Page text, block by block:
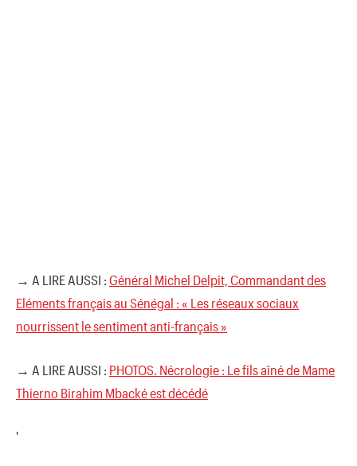
→ A LIRE AUSSI : Général Michel Delpit, Commandant des
Eléments français au Sénégal : « Les réseaux sociaux
nourrissent le sentiment anti-français »
→ A LIRE AUSSI : PHOTOS. Nécrologie : Le fils aîné de Mame
Thierno Birahim Mbacké est décédé
'